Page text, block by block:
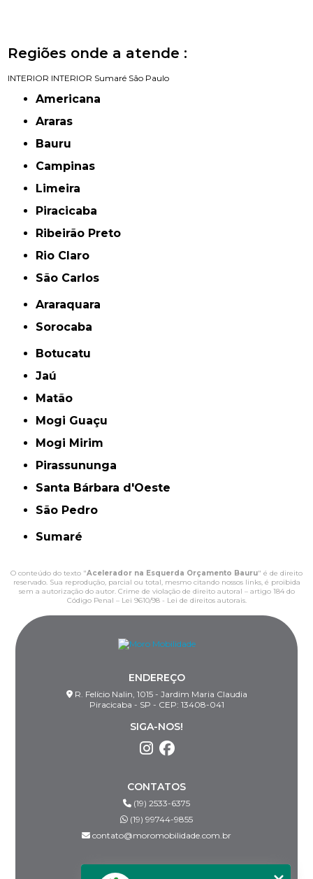
Regiões onde a atende :
INTERIOR INTERIOR Sumaré São Paulo
Americana
Araras
Bauru
Campinas
Limeira
Piracicaba
Ribeirão Preto
Rio Claro
São Carlos
Araraquara
Sorocaba
Botucatu
Jaú
Matão
Mogi Guaçu
Mogi Mirim
Pirassununga
Santa Bárbara d'Oeste
São Pedro
Sumaré
O conteúdo do texto "Acelerador na Esquerda Orçamento Bauru" é de direito
reservado. Sua reprodução, parcial ou total, mesmo citando nossos links, é proibida
sem a autorização do autor. Crime de violação de direito autoral – artigo 184 do
Código Penal – Lei 9610/98 - Lei de direitos autorais.
ENDEREÇO
R. Felício Nalin, 1015 - Jardim Maria Claudia
Piracicaba - SP - CEP: 13408-041
SIGA-NOS!
CONTATOS
(19) 2533-6375
(19) 99744-9855
contato@moromobilidade.com.br